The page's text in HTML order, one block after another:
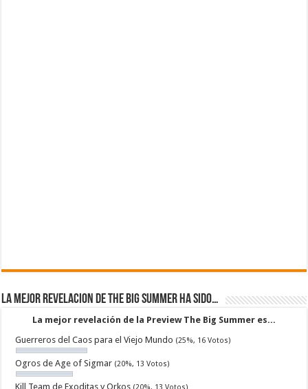
La mejor revelacion de The Big Summer ha sido…
La mejor revelación de la Preview The Big Summer es...
Guerreros del Caos para el Viejo Mundo (25%, 16 Votos)
Ogros de Age of Sigmar (20%, 13 Votos)
Kill Team de Exoditas y Orkos (20%, 13 Votos)